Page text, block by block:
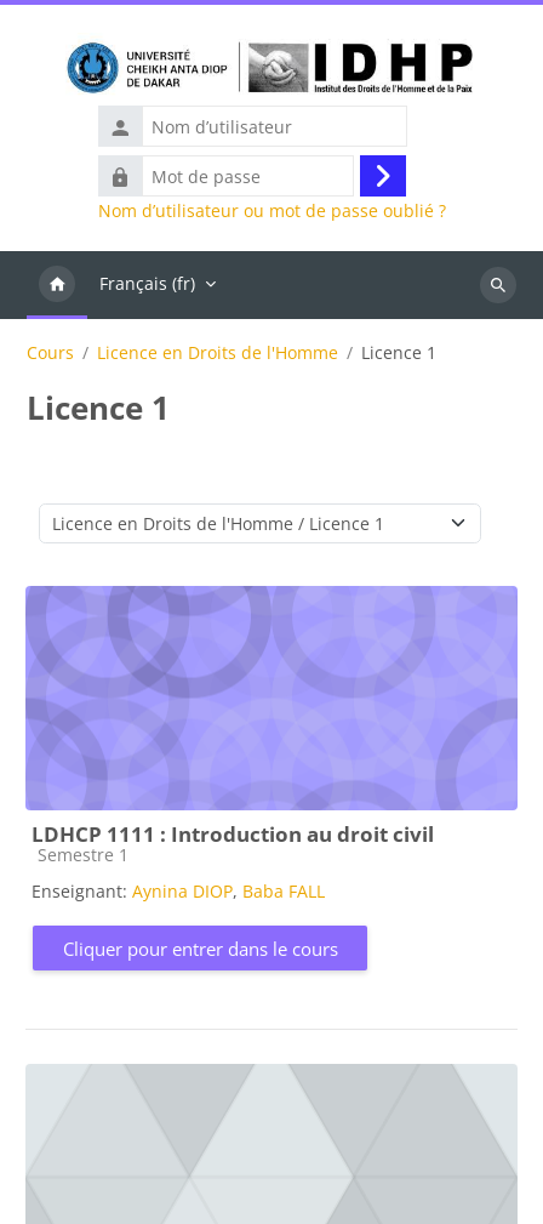
Nom
d’utilisateur
Mot
de
Connexion
Nom d’utilisateur ou mot de passe oublié ?
Français ‎(fr)‎
Cours Licence en Droits de l'Homme Licence 1
Licence 1
Catégories de cours
LDHCP 1111 : Introduction au droit civil
Catégorie de cours
Semestre 1
Enseignant: Aynina DIOP, Baba FALL
Cliquer pour entrer dans le cours